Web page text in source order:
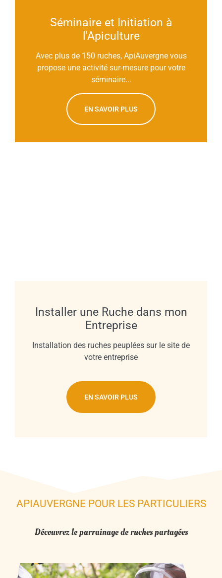
Séminaire et Initiation à
l'Apiculture
Avec plus de 150 ruches, ApiAuvergne vous
propose une activité sur-mesure pour votre
séminaire...
EN SAVOIR PLUS
Installer une Ruche dans mon
Entreprise
Installation des ruches peuplées sur le site de
votre entreprise
EN SAVOIR PLUS
APIAUVERGNE POUR LES PARTICULIERS
Découvrez le parrainage de ruches partagées